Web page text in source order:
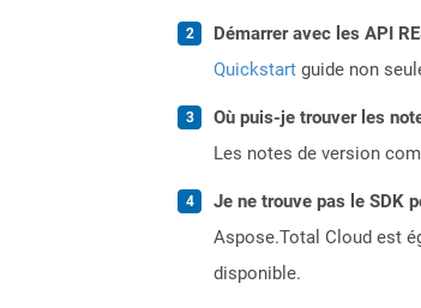
Démarrer avec les API
Quickstart guide non
Où puis-je trouver les
Les notes de version
Je ne trouve pas le SDK
Aspose.Total Cloud est
disponible.